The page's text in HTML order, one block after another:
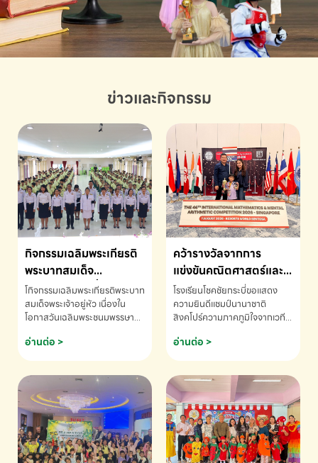
ข่าวและกิจกรรม
กิจกรรมเฉลิมพระเกียรติ
พระบาทสมเด็จ
พระเจ้าอยู่หัว เนื่องใน
โอกาสวันเฉลิม
พระชนมพรรษา
โกิจกรรมเฉลิมพระเกียรติพระบาท
สมเด็จพระเจ้าอยู่หัว เนื่องใน
โอกาสวันเฉลิมพระชนมพรรษา
ข้อมูลเพิ่มเติม โทร. 075-691910
อ่านต่อ >
คว้ารางวัลจากการ
แข่งขันคณิตศาสตร์และ
คณิตคิดเร็วนานาชาติ
ครั้งที่ 46 ประจำปี 2569
ณ ประเทศสิงคโปร์
โรงเรียนโชคชัยกระบี่ขอแสดง
ความยินดีแชมป์นานาชาติ
สิงคโปร์ความภาคภูมิใจจากเวที
ด.ช.พัทธนันท์ พรหมพันธ์ ชั้น
อนุบาล EP K3 โรงเรียนโชคชัย
แข่งขันคณิตศาสตร์และคณิตคิด
เร็วนานาชาติ ครั้งที่ 46 ประจำปี
2569 ณ ประเทศสิงคโปร์
INTERNATIONAL
MATHEMATICS AND
MENTAL ARITHMETIC
อ่านต่อ >